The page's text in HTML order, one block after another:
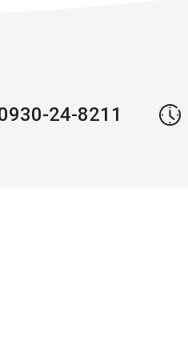
24-8211